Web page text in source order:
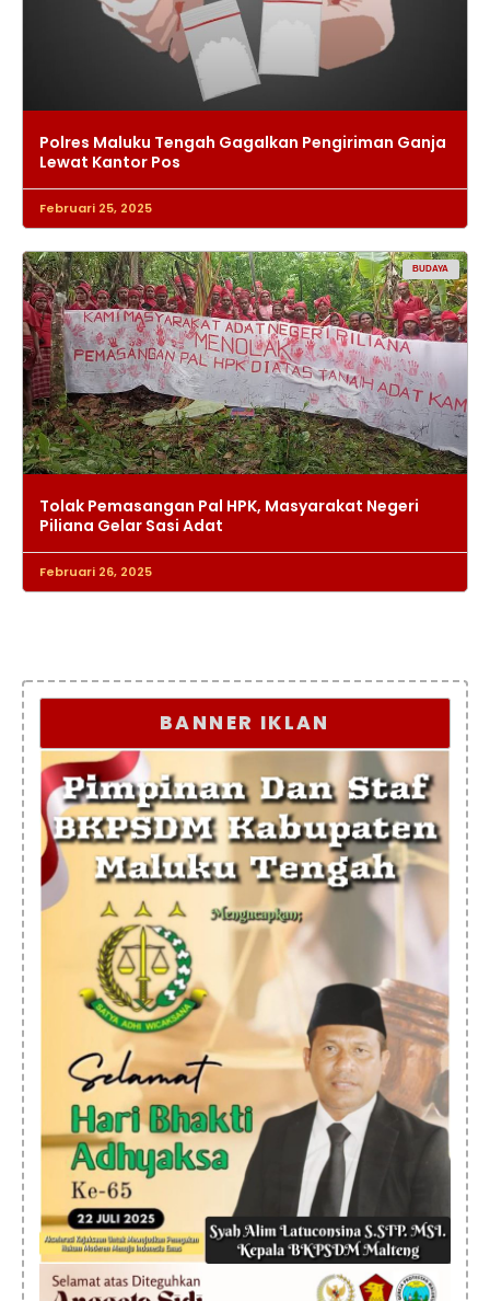
Polres Maluku Tengah Gagalkan Pengiriman Ganja
Lewat Kantor Pos
Februari 25, 2025
BUDAYA
Tolak Pemasangan Pal HPK, Masyarakat Negeri
Piliana Gelar Sasi Adat
Februari 26, 2025
BANNER IKLAN